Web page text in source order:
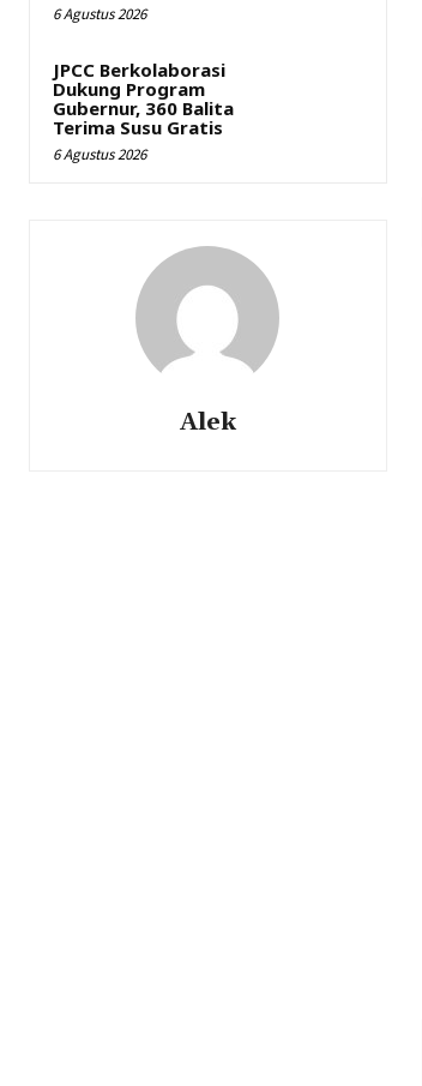
6 Agustus 2026
JPCC Berkolaborasi
Dukung Program
Gubernur, 360 Balita
Terima Susu Gratis
6 Agustus 2026
Alek